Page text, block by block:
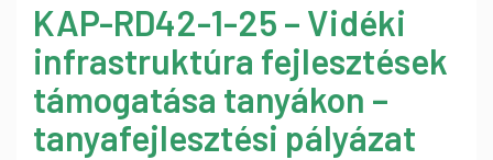
KAP-RD42-1-25 – Vidéki
infrastruktúra fejlesztések
támogatása tanyákon –
tanyafejlesztési pályázat